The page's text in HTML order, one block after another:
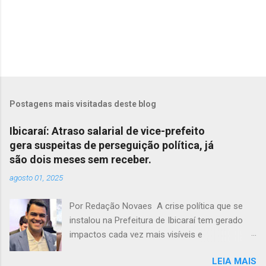
Postagens mais visitadas deste blog
Ibicaraí: Atraso salarial de vice-prefeito
gera suspeitas de perseguição política, já
são dois meses sem receber.
agosto 01, 2025
Por Redação Novaes A crise política que se
instalou na Prefeitura de Ibicaraí tem gerado
impactos cada vez mais visíveis e
instabilidade e disputas internas, o vice-prefeito
LEIA MAIS